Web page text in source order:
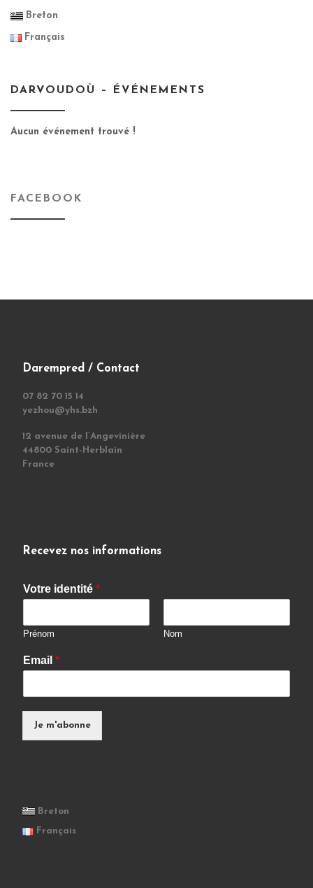
Breton
Français
DARVOUDOÙ – ÉVÉNEMENTS
Aucun événement trouvé !
FACEBOOK
Darempred / Contact
07 82 70 15 14
yezhou@yhs.bzh
12 avenue de l’Angevinière
44800 Saint-Herblain
France
Recevez nos informations
Votre identité *
Prénom Nom
Email *
Je m'abonne
Breton
Français